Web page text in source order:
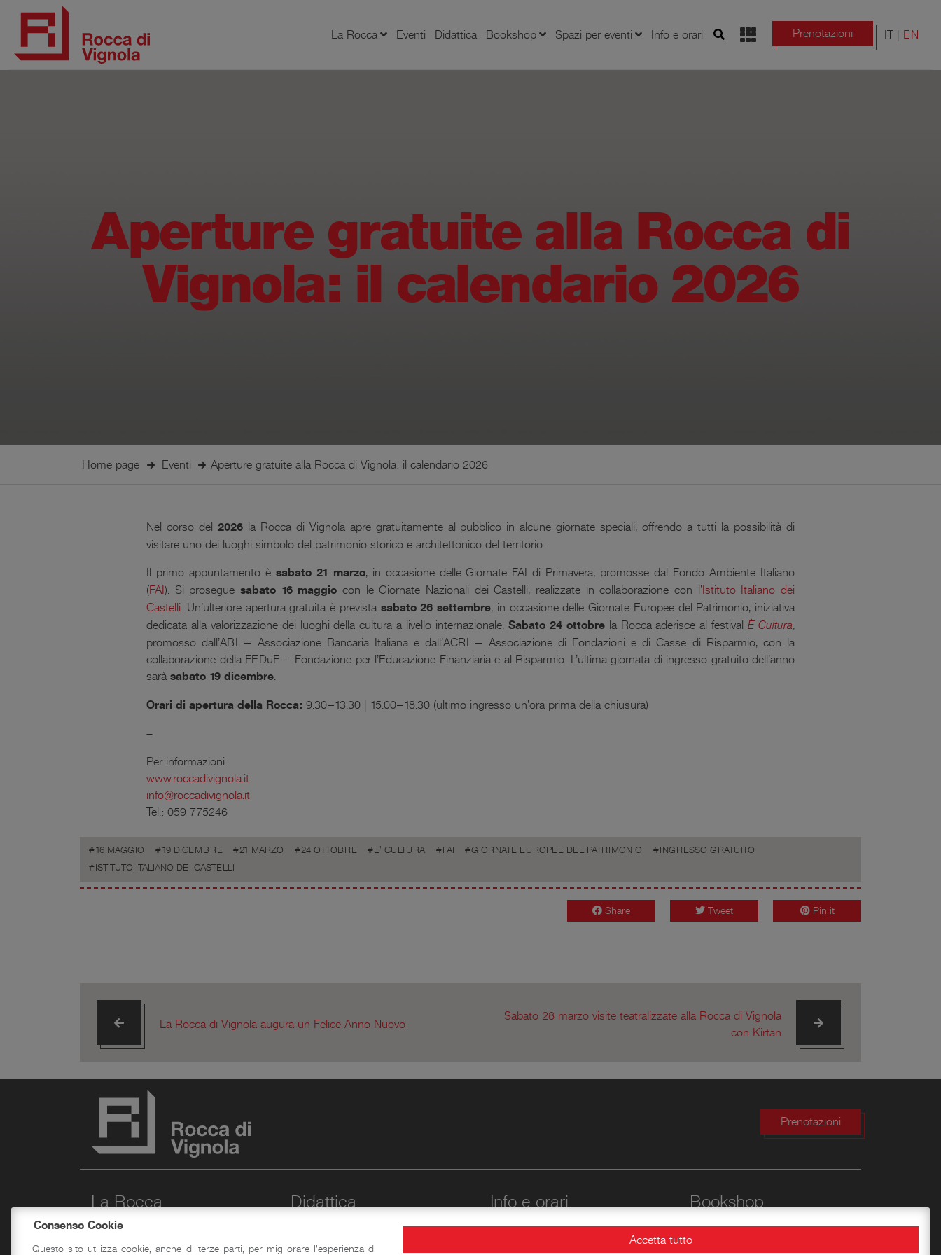
La Rocca Eventi Didattica Bookshop Spazi per eventi Info e orari Prenotazioni IT EN
Aperture gratuite alla Rocca di
Vignola: il calendario 2026
Home page Eventi Aperture gratuite alla Rocca di Vignola: il calendario 2026
Nel corso del 2026la Rocca di Vignola apre gratuitamente al pubblico in alcune giornate speciali, offrendo a tutti la possibilità di
visitare uno dei luoghi simbolo del patrimonio storico e architettonico del territorio.
Il primo appuntamento è sabato 21 marzo, in occasione delle Giornate FAI di Primavera, promosse dal Fondo Ambiente Italiano
(FAI) . Si prosegue sabato 16 maggio con le Giornate Nazionali dei Castelli, realizzate in collaborazione con l’Istituto Italiano dei
Castelli . Un’ulteriore apertura gratuita è prevista sabato 26 settembre, in occasione delle Giornate Europee del Patrimonio, iniziativa
dedicata alla valorizzazione dei luoghi della cultura a livello internazionale. Sabato 24 ottobrela Rocca aderisce al festivalÈ Cultura,
promosso dall’ABI – Associazione Bancaria Italianae dall’ACRI – Associazione di Fondazioni e di Casse di Risparmio, con la
collaborazione della FEDuF – Fondazione per l’Educazione Finanziaria e al Risparmio . L’ultima giornata di ingresso gratuito dell’anno
sarà sabato 19 dicembre
Orari di apertura della Rocca: 9.30–13.30 | 15.00–18.30 (ultimo ingresso un’ora prima della chiusura)
—
Per informazioni:
www.roccadivignola.it
info@roccadivignola.it
Tel.: 059 775246
16 MAGGIO 19 DICEMBRE 21 MARZO 24 OTTOBRE E' CULTURA FAI GIORNATE EUROPEE DEL PATRIMONIO
INGRESSO GRATUITO
ISTITUTO ITALIANO DEI CASTELLI
Share Tweet Pin it
La Rocca di Vignola augura un Felice Anno Nuovo
Sabato 28 marzo visite teatralizzate alla Rocca di Vignola
con Kirtan
Prenotazioni
La Rocca Didattica Info e orari Bookshop
Consenso Cookie
Questo sito utilizza cookie, anche di terze parti, per migliorare l'esperienza di
Accetta tutto